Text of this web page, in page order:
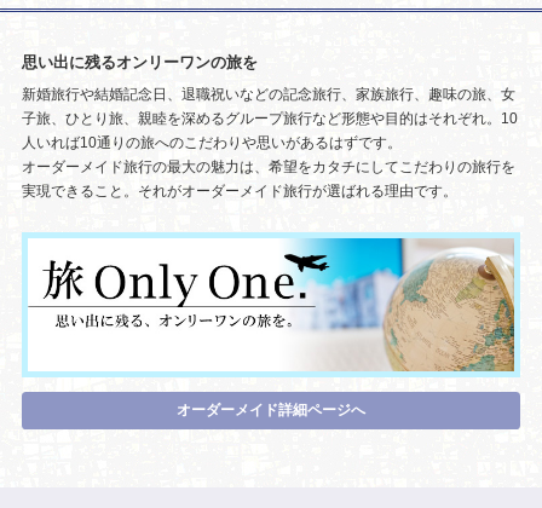
思い出に残るオンリーワンの旅を
新婚旅行や結婚記念日、退職祝いなどの記念旅行、家族旅行、趣味の旅、女
子旅、ひとり旅、親睦を深めるグループ旅行など形態や目的はそれぞれ。10
人いれば10通りの旅へのこだわりや思いがあるはずです。
オーダーメイド旅行の最大の魅力は、希望をカタチにしてこだわりの旅行を
実現できること。それがオーダーメイド旅行が選ばれる理由です。
オーダーメイド詳細ページへ